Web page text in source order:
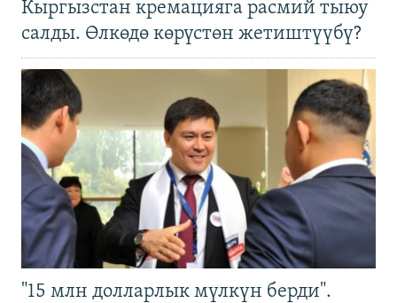
Кыргызстан кремацияга расмий тыюу
салды. Өлкөдө көрүстөн жетиштүүбү?
"15 млн долларлык мүлкүн берди".